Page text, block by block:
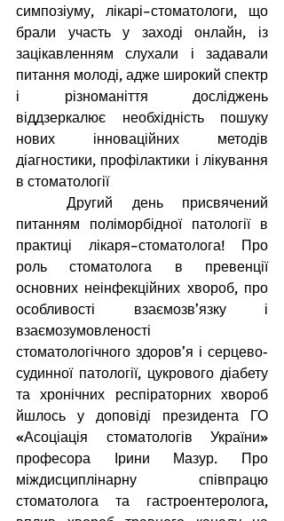
симпозіуму, лікарі–стоматологи, що
брали участь у заході онлайн, із
зацікавленням слухали і задавали
питання молоді, адже широкий спектр
і різноманіття досліджень
віддзеркалює необхідність пошуку
нових інноваційних методів
діагностики, профілактики і лікування
в стоматології
Другий день присвячений
питанням поліморбідної патології в
практиці лікаря–стоматолога! Про
роль стоматолога в превенції
основних неінфекційних хвороб, про
особливості взаємозв’язку і
взаємозумовленості
стоматологічного здоров’я і серцево-
судинної патології, цукрового діабету
та хронічних респіраторних хвороб
йшлось у доповіді президента ГО
«Асоціація стоматологів України»
професора Ірини Мазур. Про
міждисциплінарну співпрацю
стоматолога та гастроентеролога,